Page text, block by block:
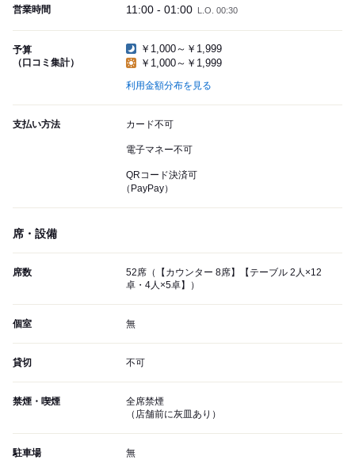
営業時間 11:00 - 01:00 L.O. 00:30
予算
（口コミ集計）
￥1,000～￥1,999
￥1,000～￥1,999
利用金額分布を見る
支払い方法 カード不可
電子マネー不可
QRコード決済可
（PayPay）
席・設備
席数
52席（【カウンター 8席】【テーブル 2人×12
卓・4人×5卓】）
個室 無
貸切 不可
禁煙・喫煙
全席禁煙
（店舗前に灰皿あり）
駐車場 無